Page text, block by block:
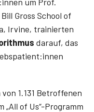
Gross School of
Irvine, trainierten
darauf, das
1.131 Betroffenen
„All of Us“-Programm